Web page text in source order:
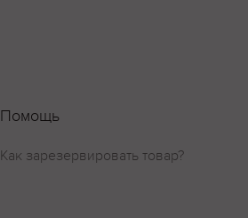
Помощь
Как зарезервировать товар?